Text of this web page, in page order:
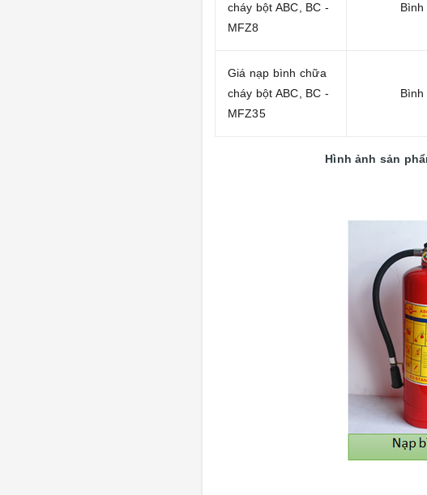
cháy bột ABC, BC -
MFZ8
Bình
Giá nạp bình chữa
cháy bột ABC, BC -
MFZ35
Bình
Hình ảnh sản